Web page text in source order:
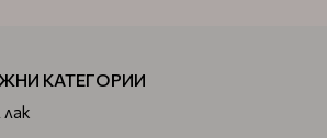
КАТЕГОРИИ
лак